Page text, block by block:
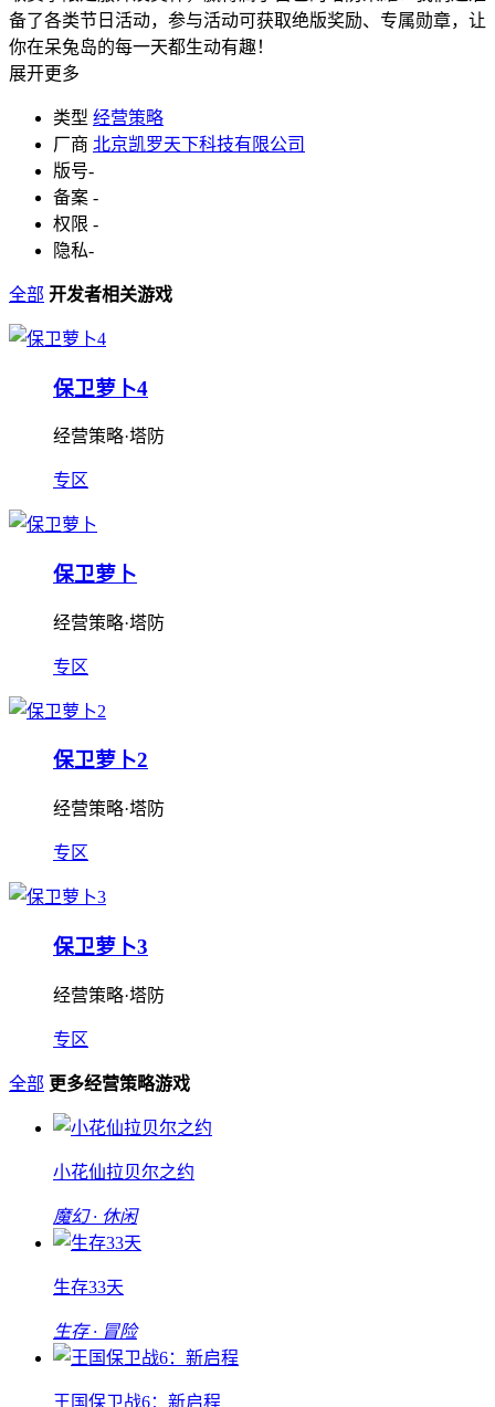
备了各类节日活动，参与活动可获取绝版奖励、专属勋章，让
你在呆兔岛的每一天都生动有趣！
展开更多
类型 经营策略
厂商 北京凯罗天下科技有限公司
版号-
备案 -
权限 -
隐私-
全部 开发者相关游戏
保卫萝卜4
经营策略·塔防
专区
保卫萝卜
经营策略·塔防
专区
保卫萝卜2
经营策略·塔防
专区
保卫萝卜3
经营策略·塔防
专区
全部 更多经营策略游戏
小花仙拉贝尔之约
魔幻 · 休闲
生存33天
生存 · 冒险
王国保卫战6：新启程